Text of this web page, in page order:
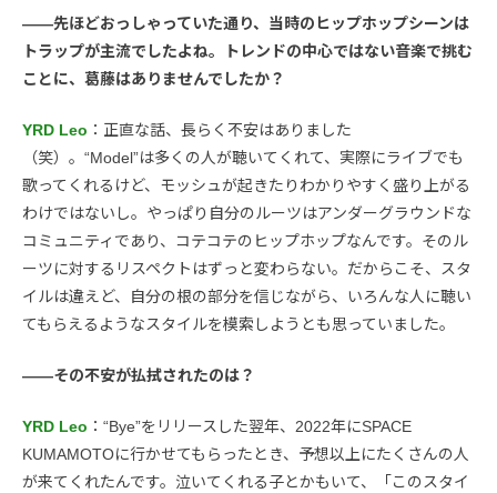
――先ほどおっしゃっていた通り、当時のヒップホップシーンは
トラップが主流でしたよね。トレンドの中心ではない音楽で挑む
ことに、葛藤はありませんでしたか？
YRD Leo ：正直な話、長らく不安はありました
（笑）。“Model”は多くの人が聴いてくれて、実際にライブでも
歌ってくれるけど、モッシュが起きたりわかりやすく盛り上がる
わけではないし。やっぱり自分のルーツはアンダーグラウンドな
コミュニティであり、コテコテのヒップホップなんです。そのル
ーツに対するリスペクトはずっと変わらない。だからこそ、スタ
イルは違えど、自分の根の部分を信じながら、いろんな人に聴い
てもらえるようなスタイルを模索しようとも思っていました。
――その不安が払拭されたのは？
YRD Leo ：“Bye”をリリースした翌年、2022年にSPACE
KUMAMOTOに行かせてもらったとき、予想以上にたくさんの人
が来てくれたんです。泣いてくれる子とかもいて、「このスタイ